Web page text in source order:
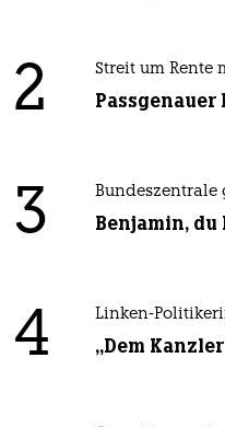
2 Streit um Rente
Passgenauer
3 Benjamin,
4 Linken-
„Dem